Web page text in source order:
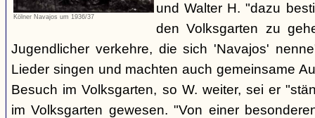
Kölner Navajos um 1936/37
und Walter H. "dazu
den Volksgarten zu
Jugendlicher verkehre, die sich 'Navajos'
Lieder singen und machten auch gemeinsame
Besuch im Volksgarten, so W. weiter, sei er
im Volksgarten gewesen. "Von einer